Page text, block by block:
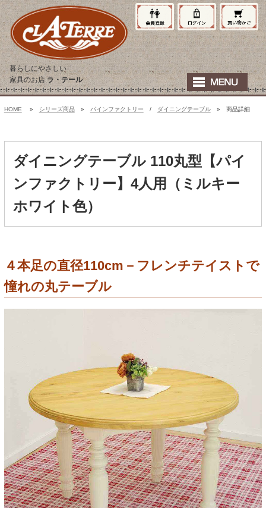
暮らしにやさしい
家具のお店ラ・テール
HOME » シリーズ商品» パインファクトリー / ダイニングテーブル» 商品詳細
ダイニングテーブル 110丸型【パイ
ンファクトリー】4人用（ミルキー
ホワイト色）
４本足の直径110cm－フレンチテイストで
憧れの丸テーブル